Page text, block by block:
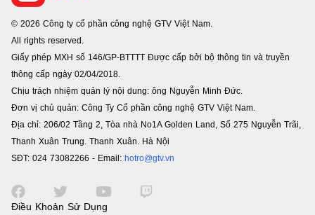
© 2026 Công ty cổ phần công nghệ GTV Việt Nam.
All rights reserved.
Giấy phép MXH số 146/GP-BTTTT Được cấp bởi bộ thông tin và truyền
thông cấp ngày 02/04/2018.
Chịu trách nhiệm quản lý nội dung: ông Nguyễn Minh Đức.
Đơn vị chủ quản: Công Ty Cổ phần công nghệ GTV Việt Nam.
Địa chỉ: 206/02 Tầng 2, Tòa nhà No1A Golden Land, Số 275 Nguyễn Trãi,
Thanh Xuân Trung. Thanh Xuân. Hà Nội
SĐT: 024 73082266 - Email: hotro@gtv.vn
Điều Khoản Sử Dụng